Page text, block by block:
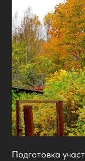
Подготовка